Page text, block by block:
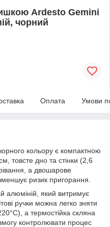
Ardesto Gemini
чорний
Оплата Умови
кольору є компактною
товсте дно та стінки (2,6
а двошарове
ризик пригорання.
алюміній, який витримує
ручки можна легко зняти
а термостійка скляна
контролювати процес